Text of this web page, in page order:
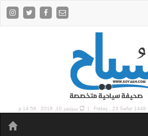
Friday , 23 Safar 1448 سبتمبر 10, 2018 , 14:58 م